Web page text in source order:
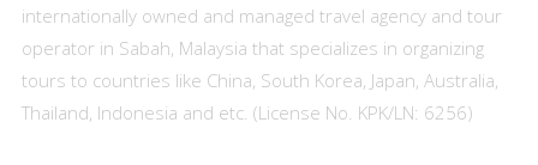
internationally owned and managed travel agency and tour
operator in Sabah, Malaysia that specializes in organizing
tours to countries like China, South Korea, Japan, Australia,
Thailand, Indonesia and etc. (License No. KPK/LN: 6256)